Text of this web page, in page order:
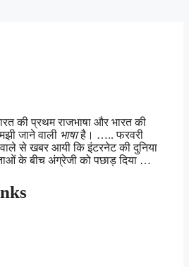
की प्रथम राजभाषा और भारत की
जाने वाली भाषाहै। ….. फरवरी
से खबर आयी कि इंटरनेट की दुनिया
के बीच अंग्रेजी को पछाड़ दिया …